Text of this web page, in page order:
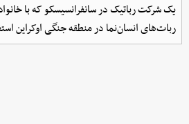
یک شرکت رباتیک در سانفرانسیسکو که با
ربات‌های انسان‌نما در منطقه جنگی اوکراین